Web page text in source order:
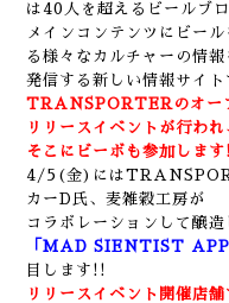
は40人を超えるビールブ
メインコンテンツに ビー
る様々なカルチャーの情報
発信する新しい情報サイト
TRANSPORTERのオー
リリースイベントが行われ
そこにビーボも参加しま
4/5(金)には
カーD氏、麦雑穀工房が
コラボレーションして 醸造
「MAD SIENTIST
目します!!
リリースイベント開催店